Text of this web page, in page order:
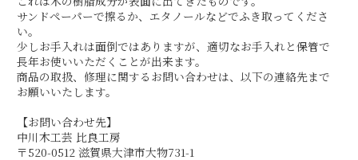
サンドペーパーで擦るか、エタノールなどでふき取ってくださ
い。
少しお手入れは面倒ではありますが、適切なお手入れと保管で
長年お使いいただくことが出来ます。
商品の取扱、修理に関するお問い合わせは、以下の連絡先まで
お願いいたします。
【お問い合わせ先】
中川木工芸 比良工房
〒520-0512 滋賀県大津市大物731-1